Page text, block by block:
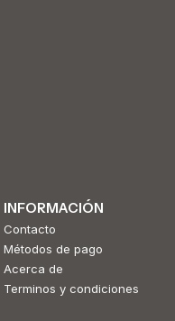
INFORMACIÓN
Contacto
Métodos de pago
Acerca de
Terminos y condiciones